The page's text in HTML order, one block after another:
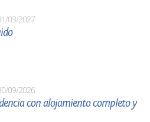
03/2027
09/2026
con alojamiento completo y